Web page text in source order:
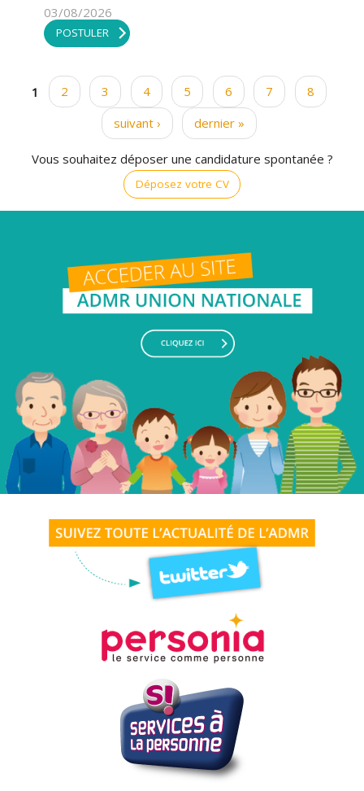
03/08/2026
POSTULER
Pages
1 2 3 4 5 6 7
8
suivant ›
dernier »
Vous souhaitez déposer une candidature spontanée ?
Déposez votre CV